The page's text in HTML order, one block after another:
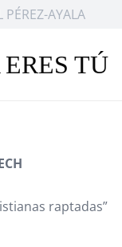
PÉREZ-AYALA
TÚ
raptadas”